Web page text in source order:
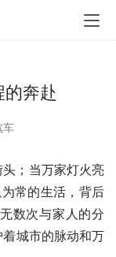
奔赴
车
；当万家灯火亮
常的生活，背后
数次与家人的分
城市的脉动和万